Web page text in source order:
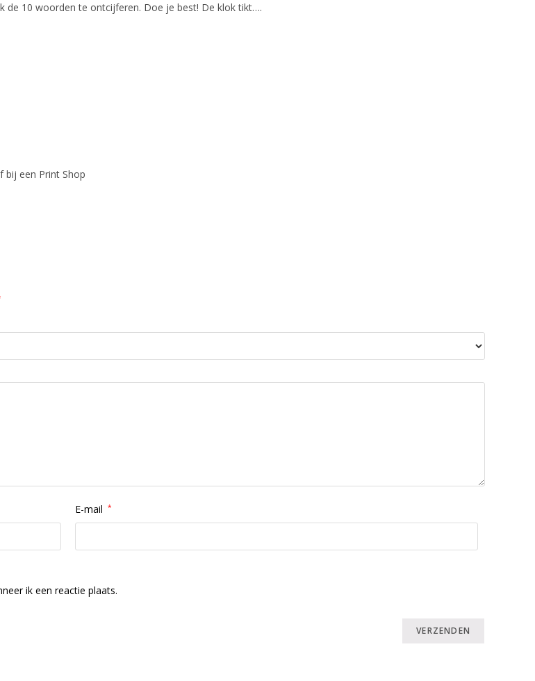
de 10 woorden te ontcijferen. Doe je best! De klok tikt….
bij een Print Shop
E-mail *
ik een reactie plaats.